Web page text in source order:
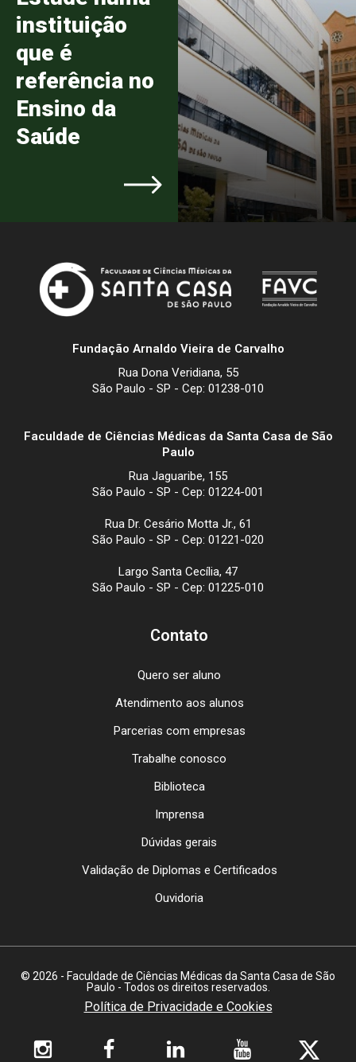
instituição
que é
referência no
Ensino da
Saúde
Fundação Arnaldo Vieira de Carvalho
Rua Dona Veridiana, 55
São Paulo - SP - Cep: 01238-010
Faculdade de Ciências Médicas da Santa Casa de São
Paulo
Rua Jaguaribe, 155
São Paulo - SP - Cep: 01224-001
Rua Dr. Cesário Motta Jr., 61
São Paulo - SP - Cep: 01221-020
Largo Santa Cecília, 47
São Paulo - SP - Cep: 01225-010
Contato
Quero ser aluno
Atendimento aos alunos
Parcerias com empresas
Trabalhe conosco
Biblioteca
Imprensa
Dúvidas gerais
Validação de Diplomas e Certificados
Ouvidoria
© 2026 - Faculdade de Ciências Médicas da Santa Casa de São
Paulo - Todos os direitos reservados.
Política de Privacidade e Cookies